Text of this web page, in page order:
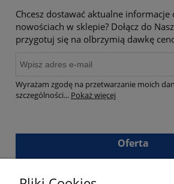
Chcesz dostawać aktualne
nowościach w sklepie? Dołącz do
przygotuj się na olbrzymią dawkę
Wyrażam zgodę na przetwarzanie moich
szczególności... Pokaż więcej
Oferta